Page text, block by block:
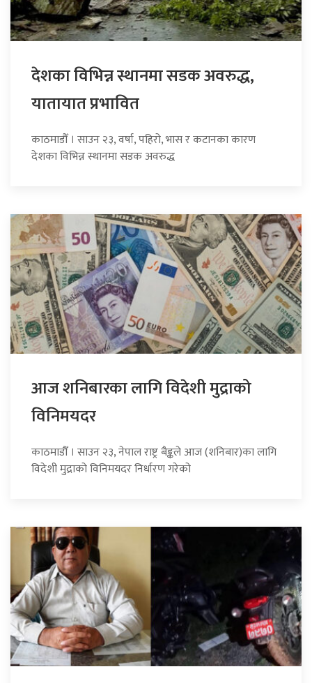
देशका विभिन्न स्थानमा सडक अवरुद्ध,
यातायात प्रभावित
काठमाडौँ । साउन २३, वर्षा, पहिरो, भास र कटानका कारण
देशका विभिन्न स्थानमा सडक अवरुद्ध
आज शनिबारका लागि विदेशी मुद्राको
विनिमयदर
काठमाडौँ । साउन २३, नेपाल राष्ट्र बैङ्कले आज (शनिबार)का लागि
विदेशी मुद्राको विनिमयदर निर्धारण गरेको